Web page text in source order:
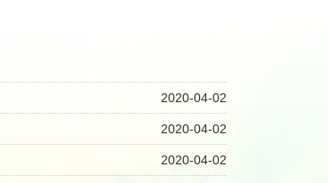
2020-04-02
2020-04-02
2020-04-02